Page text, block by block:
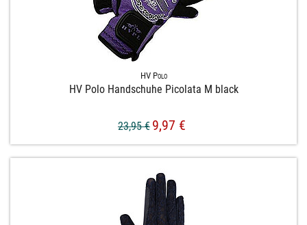
HV Polo
HV Polo Handschuhe Picolata M black
23,95 € 9,97 €